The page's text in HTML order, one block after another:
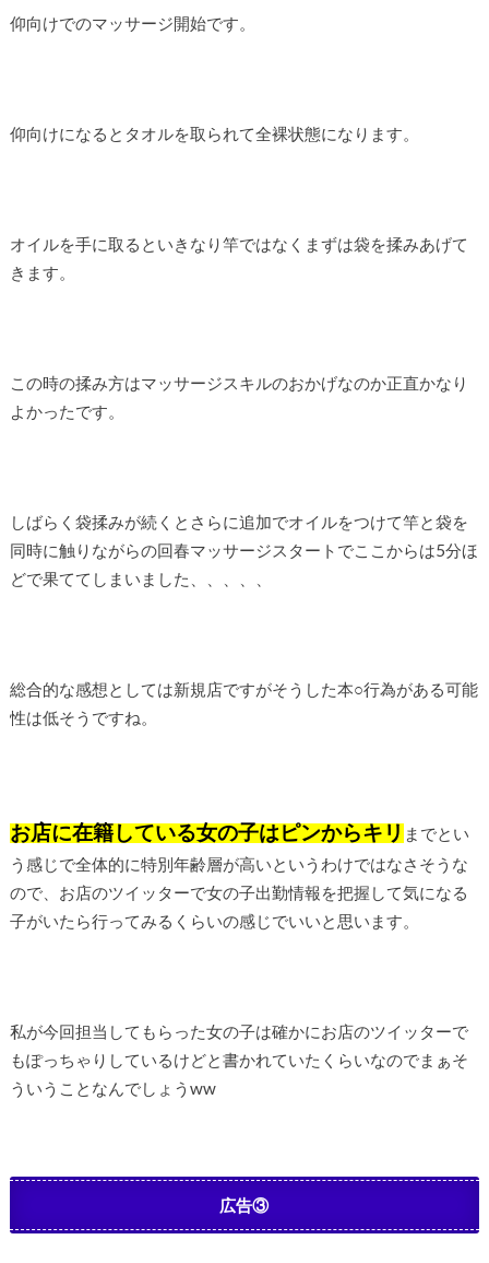
仰向けでのマッサージ開始です。
仰向けになるとタオルを取られて全裸状態になります。
オイルを手に取るといきなり竿ではなくまずは袋を揉みあげて
きます。
この時の揉み方はマッサージスキルのおかげなのか正直かなり
よかったです。
しばらく袋揉みが続くとさらに追加でオイルをつけて竿と袋を
同時に触りながらの回春マッサージスタートでここからは5分ほ
どで果ててしまいました、、、、、
総合的な感想としては新規店ですがそうした本○行為がある可能
性は低そうですね。
お店に在籍している女の子はピンからキリまでとい
う感じで全体的に特別年齢層が高いというわけではなさそうな
ので、お店のツイッターで女の子出勤情報を把握して気になる
子がいたら行ってみるくらいの感じでいいと思います。
私が今回担当してもらった女の子は確かにお店のツイッターで
もぽっちゃりしているけどと書かれていたくらいなのでまぁそ
ういうことなんでしょうww
広告③